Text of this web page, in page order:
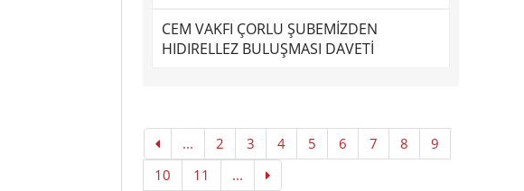
CEM VAKFI ÇORLU ŞUBEMİZDEN
HIDIRELLEZ BULUŞMASI DAVETİ
... 2 3 4 5 6 7 8
9
10
11 ...